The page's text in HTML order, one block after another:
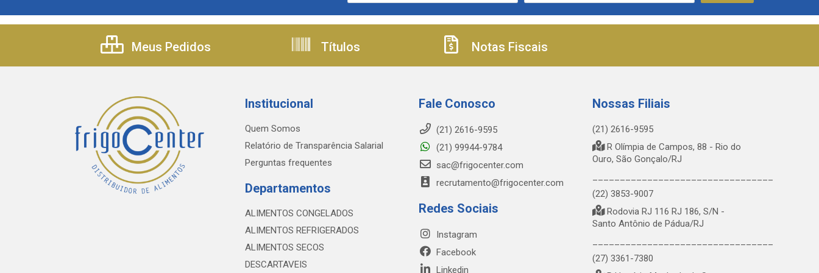
Meus Pedidos Títulos Notas Fiscais
Institucional
Quem Somos
Relatório de Transparência Salarial
Perguntas frequentes
Departamentos
ALIMENTOS CONGELADOS
ALIMENTOS REFRIGERADOS
ALIMENTOS SECOS
DESCARTAVEIS
Fale Conosco
(21) 2616-9595
(21) 99944-9784
sac@frigocenter.com
recrutamento@frigocenter.com
Redes Sociais
Instagram
Facebook
Linkedin
Nossas Filiais
(21) 2616-9595
R Olímpia de Campos, 88 - Rio do
Ouro, São Gonçalo/RJ
(22) 3853-9007
Rodovia RJ 116 RJ 186, S/N -
Santo Antônio de Pádua/RJ
(27) 3361-7380